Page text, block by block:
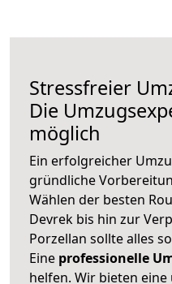
Stressfreier
Die
möglich
Ein erfolgreicher
gründliche
Wählen der besten
Devrek bis hin zur
Porzellan sollte alles
Eine professionelle
helfen. Wir bieten